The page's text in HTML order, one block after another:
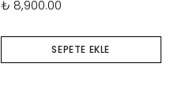
₺ 8,900.00
SEPETE EKLE